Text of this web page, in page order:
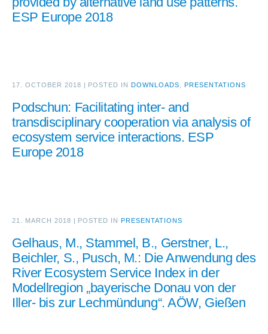
ESP Europe 2018
17. OCTOBER 2018 | POSTED IN DOWNLOADS PRESENTATIONS
Podschun: Facilitating inter- and
transdisciplinary cooperation via analysis of
ecosystem service interactions. ESP
Europe 2018
21. MARCH 2018 | POSTED IN PRESENTATIONS
Gelhaus, M., Stammel, B., Gerstner, L.,
Beichler, S., Pusch, M.: Die Anwendung des
River Ecosystem Service Index in der
Modellregion „bayerische Donau von der
Iller- bis zur Lechmündung“. AÖW, Gießen